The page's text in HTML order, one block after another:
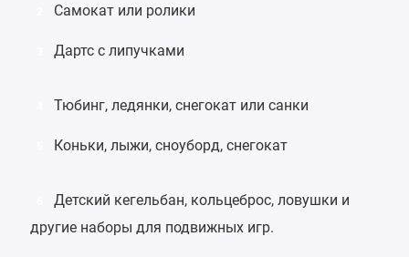
Самокат или ролики
Дартс с липучками
Тюбинг,ледянки,снегокат илисанки
Коньки,лыжи,сноуборд, снегокат
Детский кегельбан, кольцеброс, ловушки и
другие наборы для подвижных игр.